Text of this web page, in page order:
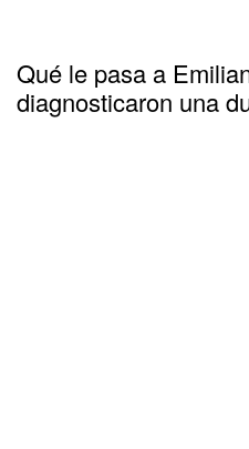
Qué le pasa a
diagnosticaron una